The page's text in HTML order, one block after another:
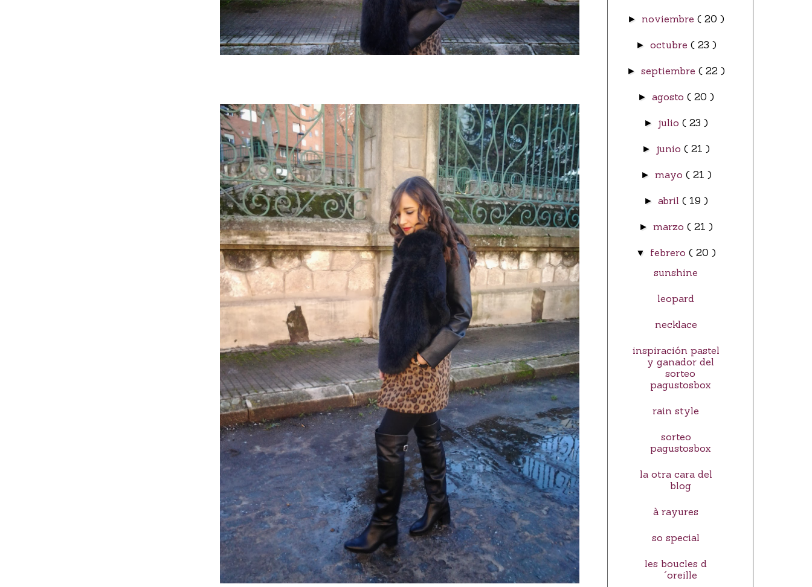
► noviembre( 20 )
► octubre ( 23 )
►septiembre( 22 )
►agosto( 20 )
► julio( 23 )
► junio( 21 )
► mayo ( 21 )
►abril( 19 )
►marzo( 21 )
▼ febrero( 20 )
sunshine
leopard
necklace
inspiración pastel
y ganador del
sorteo
pagustosbox
rain style
sorteo
pagustosbox
la otra cara del
blog
à rayures
so special
les boucles d
´oreille